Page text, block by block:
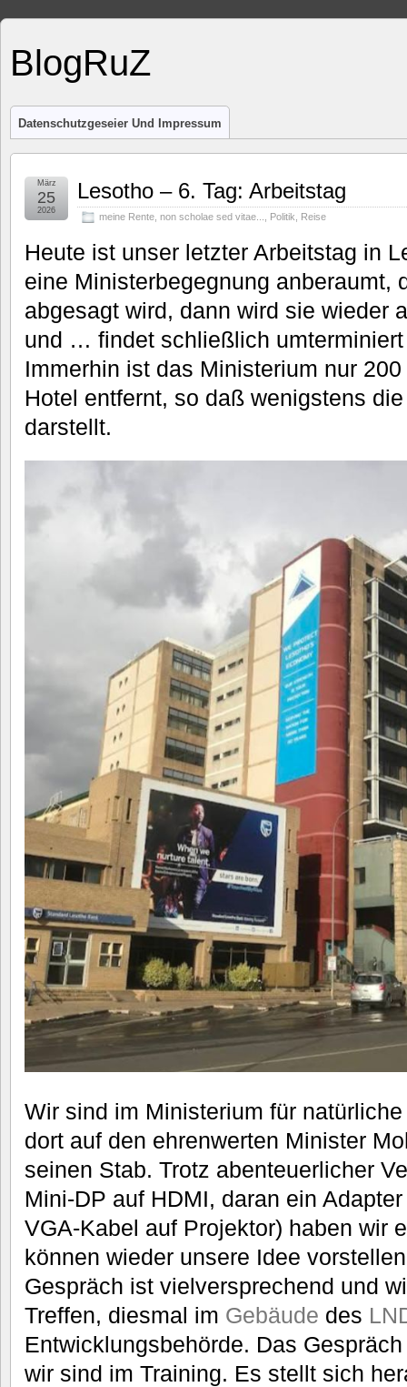
BlogRuZ
Datenschutzgeseier Und Impressum
Lesotho – 6. Tag: Arbeitstag
meine Rente non scholae sed vitae... Politik Reise
März
25
2026
Heute ist unser letzter Arbeitstag in
eine Ministerbegegnung anberaumt,
abgesagt wird, dann wird sie wieder
und … findet schließlich
Immerhin ist das Ministerium nur
Hotel entfernt, so daß wenigstens
darstellt.
Wir sind im Ministerium für
dort auf den ehrenwerten Minister
seinen Stab. Trotz abenteuerlicher
Mini-DP auf HDMI, daran ein
VGA-Kabel auf Projektor) haben wir
können wieder unsere Idee
Gespräch ist vielversprechend und
Treffen, diesmal im Gebäude des
Entwicklungsbehörde. Das
wir sind im Training. Es stellt sich